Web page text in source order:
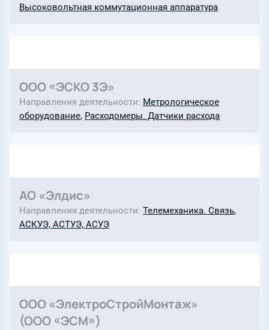
Высоковольтная коммутационная аппаратура
ООО «ЭСКО 3Э»
Направления деятельности Метрологическое
оборудование, Расходомеры. Датчики расхода
АО «Элдис»
Направления деятельности Телемеханика. Связь,
АСКУЭ, АСТУЭ, АСУЭ
ООО «ЭлектроСтройМонтаж»
(ООО «ЭСМ»)